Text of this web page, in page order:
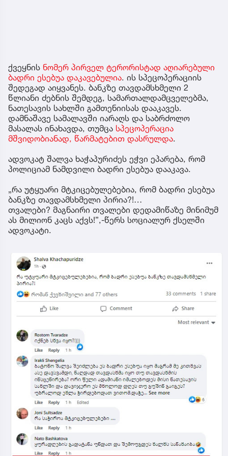
ქვეყნის ნომერ პირველ ტერორისტად აღიარებული
ბადრი ესებუა დაკავებულია. ის სპეცოპერაციის
შედეგად აიყვანეს. ბანკზე თავდამსხმელი 2
წლიანი ძებნის შემდეგ, სამართალდამცველებმა,
ნათესავის სახლში გამთენიისას დააკავეს.
დამნაშავე სამალავში იარაღს და საბრძოლო
მასალას ინახავდა, თუმცა სპეცოპერაცია
მშვიდობიანად, წარმატებით დასრულდა.
ადვოკატ შალვა ხაჭაპურიძეს ეჭვი ეპარება, რომ
პოლიციამ ნამდვილი ბადრი ესებუა დააკავა.
„რა უტყუარი მტკიცებულებებია, რომ ბადრი ესებუა
ბანკზე თავდამსხმელი პირია?!…
თვალები? მაგნაირი თვალები დედამიწაზე მინიმუმ
ას მილიონ კაცს აქვს!”,-წერს სოციალურ ქსელში
ადვოკატი.